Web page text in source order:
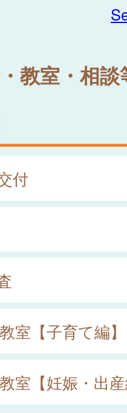
教室・相談
付
室【子育て編】
室【妊娠・出